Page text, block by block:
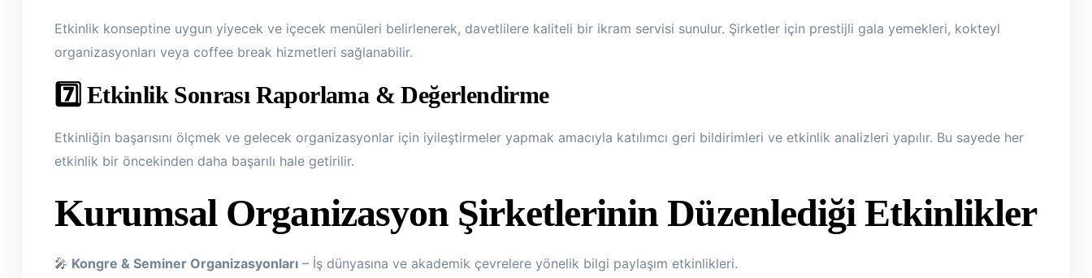
Etkinlik konseptine uygun yiyecek ve içecek menüleri belirlenerek, davetlilere kaliteli bir ikram servisi sunulur. Şirketler için prestijli gala yemekleri, kokteyl
organizasyonları veya coffee break hizmetleri sağlanabilir.
7️⃣ Etkinlik Sonrası Raporlama & Değerlendirme
Etkinliğin başarısını ölçmek ve gelecek organizasyonlar için iyileştirmeler yapmak amacıyla katılımcı geri bildirimleri ve etkinlik analizleri yapılır. Bu sayede her
etkinlik bir öncekinden daha başarılı hale getirilir.
Kurumsal Organizasyon Şirketlerinin Düzenlediği Etkinlikler
🎤 Kongre & Seminer Organizasyonları – İş dünyasına ve akademik çevrelere yönelik bilgi paylaşım etkinlikleri.